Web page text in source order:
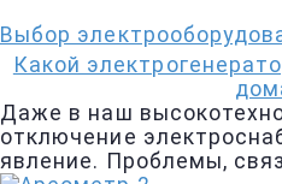
Выбор
Какой
Даже в наш
отключение
явление. Проблемы,